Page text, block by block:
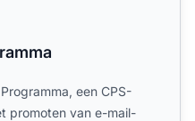
een CPS-
promoten van e-mail-